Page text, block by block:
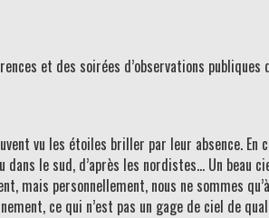
et des soirées d’observations publiques
vu les étoiles briller par leur absence. En
le sud, d’après les nordistes… Un beau
mais personnellement, nous ne sommes
ce qui n’est pas un gage de ciel de